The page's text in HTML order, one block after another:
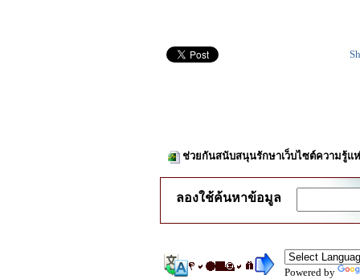
ช่วยกันสนับสนุนรักษาเว็บไซต์ความรู้แ
ลองใช้ค้นหาข้อมูล
Powered by